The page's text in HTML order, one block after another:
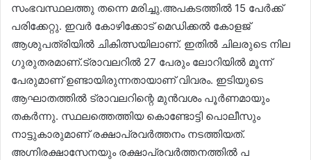
സംഭവസ്ഥലത്തു തന്നെ മരിച്ചു.അപകടത്തിൽ 15 പേർക്ക്
പരിക്കേറ്റു. ഇവർ കോഴിക്കോട് മെഡിക്കൽ കോളജ്
ആശുപത്രിയിൽ ചികിത്സയിലാണ്. ഇതിൽ ചിലരുടെ നില
ഗുരുതരമാണ്.ട്രാവലറിൽ 27 പേരും ലോറിയിൽ മൂന്ന്
പേരുമാണ് ഉണ്ടായിരുന്നതായാണ് വിവരം. ഇടിയുടെ
ആഘാതത്തിൽ ട്രാവലറിന്റെ മുൻവശം പൂർണമായും
തകർന്നു. സ്ഥലത്തെത്തിയ കൊണ്ടോട്ടി പൊലീസും
നാട്ടുകാരുമാണ് രക്ഷാപ്രവർത്തനം നടത്തിയത്.
അഗ്നിരക്ഷാസേനയും രക്ഷാപ്രവർത്തനത്തിൽ പ​